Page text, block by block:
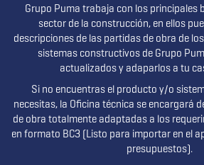
Grupo Puma trabaja con los principales
sector de la construcción, en ellos
descripciones de las partidas de obra de
sistemas constructivos de Grupo
actualizados y adaparlos a tu
Si no encuentras el producto y/o
necesitas, la Oficina técnica se encargará
de obra totalmente adaptadas a los
en formato BC3 (Listo para importar en el
presupuestos).